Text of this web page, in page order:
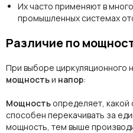
Их часто применяют в
промышленных системах
Различие по
При выборе циркуляционного
мощностьи напор:
Мощность определяет,
способен перекачивать за
мощность, тем выше